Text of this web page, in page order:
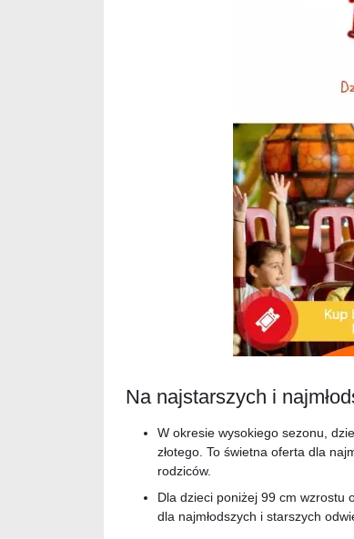
Na najstarszych i
W okresie wysokiego sezonu,
złotego. To świetna oferta dla
rodziców.
Dla dzieci poniżej 99 cm wzrostu
dla najmłodszych i starszych